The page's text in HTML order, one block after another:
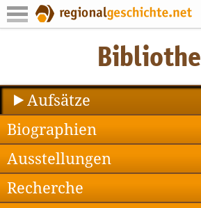
Aufsätze
Biographien
Ausstellungen
Recherche